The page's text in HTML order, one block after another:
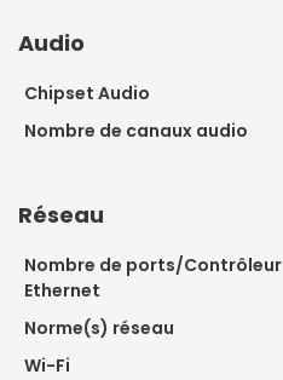
Audio
Chipset Audio
Nombre de canaux audio
Réseau
Nombre de ports/Contrôleur
Ethernet
Norme(s) réseau
Wi-Fi